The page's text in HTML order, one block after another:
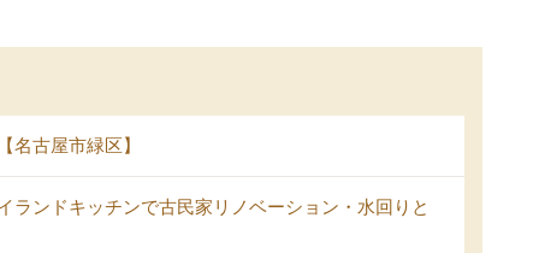
古屋市緑区】
ンドキッチンで古民家リノベーション・水回りと